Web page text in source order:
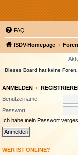
FAQ
ISDV-Homepage Foren
Dieses Board hat keine Foren.
ANMELDEN •
Benutzername:
Passwort:
Ich habe mein Passwort
WER IST ONLINE?